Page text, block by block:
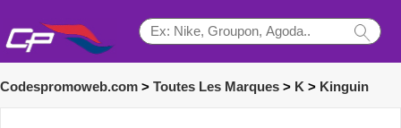
Codespromoweb.com > Toutes Les Marques > K > Kinguin